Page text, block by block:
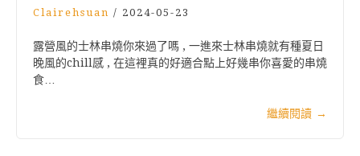
Clairehsuan / 2024-05-23
露營風的士林串燒你來過了嗎 , 一進來士林串燒就有種夏日
晚風的chill感 , 在這裡真的好適合點上好幾串你喜愛的串燒
食…
繼續閱讀 →